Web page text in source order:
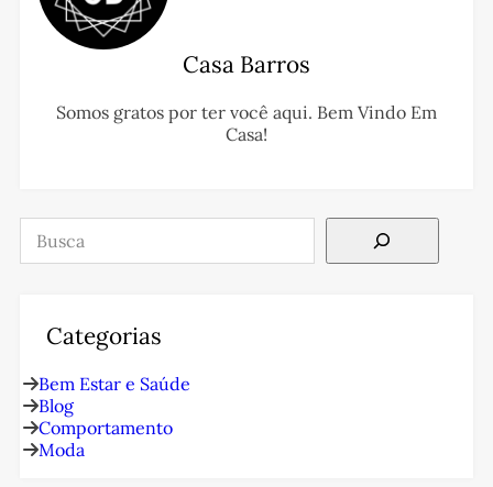
Casa Barros
Somos gratos por ter você aqui. Bem Vindo Em
Casa!
Pesquisar
Categorias
Bem Estar e Saúde
Blog
Comportamento
Moda